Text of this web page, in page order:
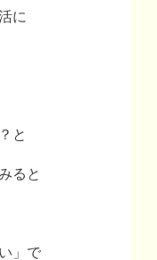
に
と
ると
」で